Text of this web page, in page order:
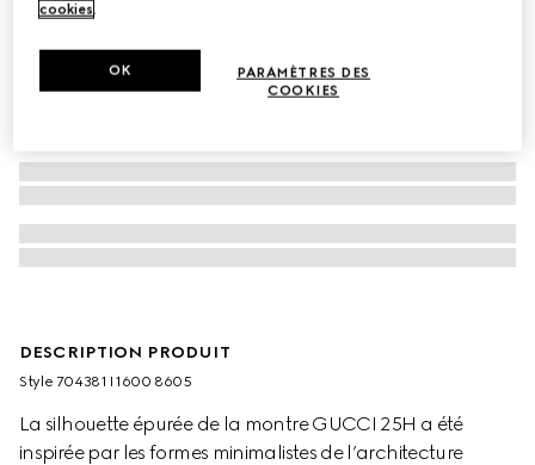
DESCRIPTION PRODUIT
Style ‎704381 I1600 8605
La silhouette épurée de la montre GUCCI 25H a été
inspirée par les formes minimalistes de l’architecture
cookies.
PARAMÈTRES DES
COOKIES
OK